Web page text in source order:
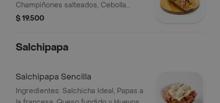
Champiñones salteados, Cebolla
caramelizada, Papa ripio, Salsas de la
$ 19.500
Salchipapa
Salchipapa Sencilla
Ingredientes: Salchicha Ideal, Papas a